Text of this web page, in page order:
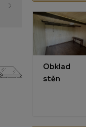
Obklad
stěn